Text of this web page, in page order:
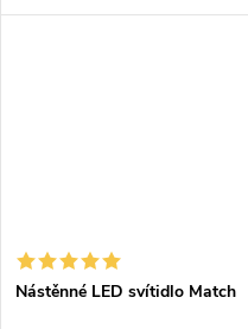
nasměřovat. Součástí svítidla je
Nástěnné LED svítidlo Match